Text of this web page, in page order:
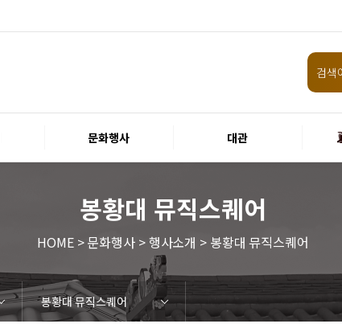
문화행사 대관
봉황대 뮤직스퀘어
HOME > 문화행사 > 행사소개 > 봉황대 뮤직스퀘어
봉황대 뮤직스퀘어
화랑홀 화랑홀 2층
화랑홀 3층
원화홀
티켓안내 티켓예매
티켓수령
할인규정
취소·환불규정
공연장 관람예절
공연장 편의서비스
현재전시
예정전시
지난전시
미술관 관람예절
미술관 편의서비스
경주 대릉원돌담길 축제
국제경주역사문화포럼
금속공예관
경주 e스포츠 페스티벌
돗자리피크닉
국제경주역사문화포럼
교촌문화공연 신라오기
신라문화제
국제뮤직페스티벌
경주문화관1918
교촌버스킹
지역예술인 지원사업
봉황대 뮤직스퀘어
경주국악여행
제야의 종 타종식
한수원아트페스티벌
한복문화주간
동아시아 문화도시
MyK FESTA in 경주
경주시 관광기념품 공모전
뉴스
갤러리
경주예술의전당
경주문화관1918
운영조례 경주예술의전당
운영규칙 공연장 및 부대시설
알천미술관
경주문화관1918
사용료 경주예술의전당
경주문화관1918
경주예술의전당
경주문화관1918
시설소개
공연장 화랑홀
원화홀
알천미술관
기타시설
시립극단 시립극단 소개
단원현황
시립합창단 시립합창단 소개
단원현황
시립신라고취대 시립신라고취대 소개
단원현황
연간일정
공지사항
입찰정보
채용정보
홍보·보도자료
서식·매뉴얼
웹진
FAQ 가입 및 정보
공연
전시
아카데미
대관
기타
질문과답변
회원안내 · 혜택
우수고객
비전전략
사업안내
연혁
재단CI
ESG경영 선언문
인권경영선언문
임직원행동강령
문화서비스윤리헌장
통합신고센터
경영목표 예산서 운영계획
결산서
임원 및 운영인력 현황 인건비
경영실적
외부기관 감사
기타공시
계약현황
기부금현황
업무추진비 복리후생비 내역
경주예술의전당
경주문화관1918
신라금속공예관